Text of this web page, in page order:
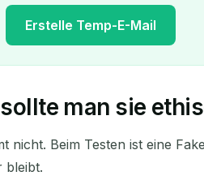
Erstelle Temp-E-Mail
E-Mail-
man sie
Beim Testen ist eine
bleibt.